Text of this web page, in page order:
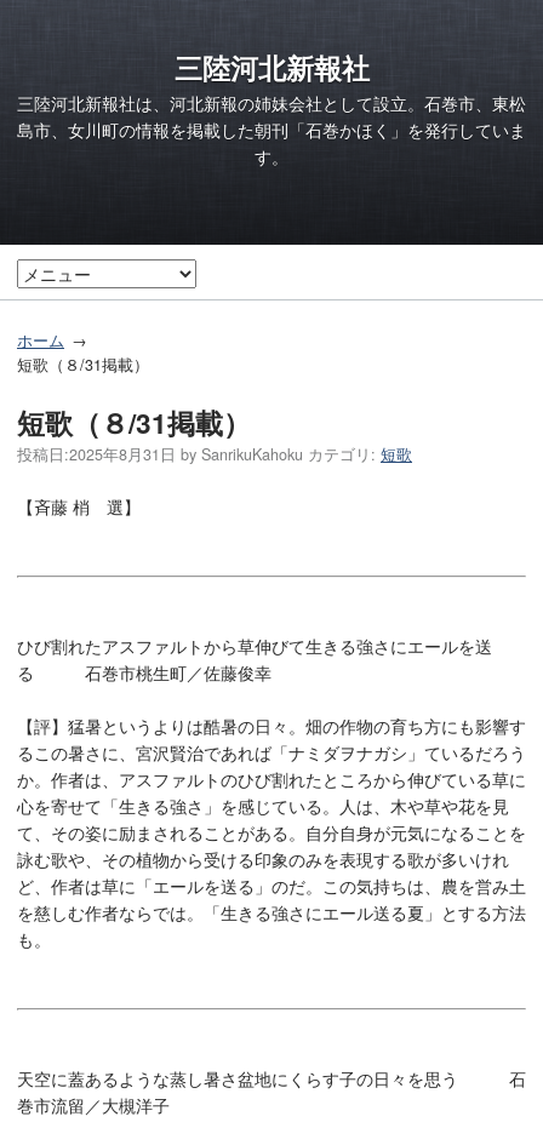
三陸河北新報社
三陸河北新報社は、河北新報の姉妹会社として設立。石巻市、東松
島市、女川町の情報を掲載した朝刊「石巻かほく」を発行していま
す。
ホーム
短歌（８/31掲載）
短歌（８/31掲載）
投稿日:2025年8月31日 by SanrikuKahoku カテゴリ: 短歌
【斉藤 梢 選】
ひび割れたアスファルトから草伸びて生きる強さにエールを送
る 石巻市桃生町／佐藤俊幸
【評】 猛暑というよりは酷暑の日々。畑の作物の育ち方にも影響す
るこの暑さに、宮沢賢治であれば「ナミダヲナガシ」ているだろう
か。作者は、アスファルトのひび割れたところから伸びている草に
心を寄せて「生きる強さ」を感じている。人は、木や草や花を見
て、その姿に励まされることがある。自分自身が元気になることを
詠む歌や、その植物から受ける印象のみを表現する歌が多いけれ
ど、作者は草に「エールを送る」のだ。この気持ちは、農を営み土
を慈しむ作者ならでは。「生きる強さにエール送る夏」とする方法
も。
天空に蓋あるような蒸し暑さ盆地にくらす子の日々を思う 石
巻市流留／大槻洋子